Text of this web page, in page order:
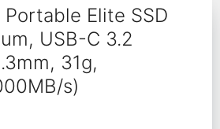
Portable Elite SSD
USB-C 3.2
31g,
s)